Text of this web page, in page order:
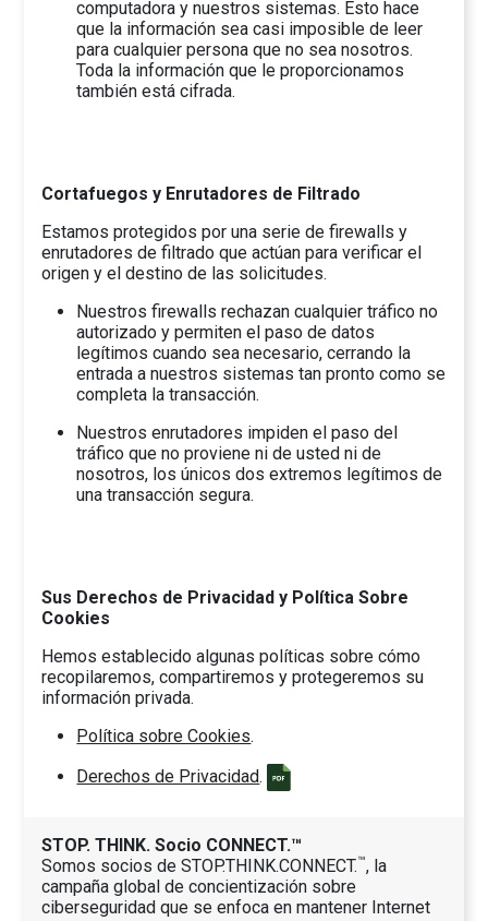
computadora y nuestros sistemas. Esto hace
que la información sea casi imposible de leer
para cualquier persona que no sea nosotros.
Toda la información que le proporcionamos
también está cifrada.
Cortafuegos y Enrutadores de Filtrado
Estamos protegidos por una serie de firewalls y
enrutadores de filtrado que actúan para verificar el
origen y el destino de las solicitudes.
Nuestros firewalls rechazan cualquier tráfico no
autorizado y permiten el paso de datos
legítimos cuando sea necesario, cerrando la
entrada a nuestros sistemas tan pronto como se
completa la transacción.
Nuestros enrutadores impiden el paso del
tráfico que no proviene ni de usted ni de
nosotros, los únicos dos extremos legítimos de
una transacción segura.
Sus Derechos de Privacidad y Política Sobre
Cookies
Hemos establecido algunas políticas sobre cómo
recopilaremos, compartiremos y protegeremos su
información privada.
Política sobre Cookies.
Derechos de Privacidad.
STOP. THINK. Socio CONNECT.™
Somos socios de STOP.THINK.CONNECT.™, la
campaña global de concientización sobre
ciberseguridad que se enfoca en mantener Internet